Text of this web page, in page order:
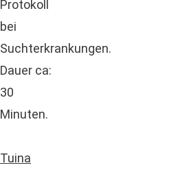
Protokoll
bei
Suchterkrankungen.
Dauer ca:
30
Minuten.
Tuina